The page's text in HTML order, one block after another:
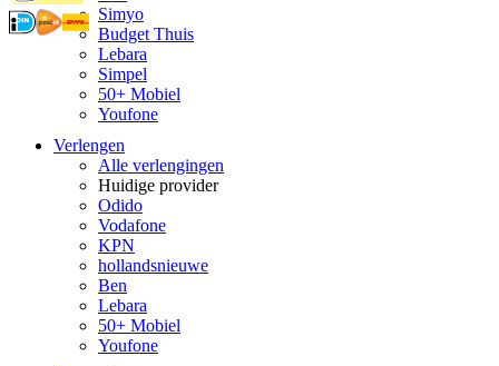
Simyo
Budget Thuis
Lebara
Simpel
50+ Mobiel
Youfone
Verlengen
Alle verlengingen
Huidige provider
Odido
Vodafone
KPN
hollandsnieuwe
Ben
Lebara
50+ Mobiel
Youfone